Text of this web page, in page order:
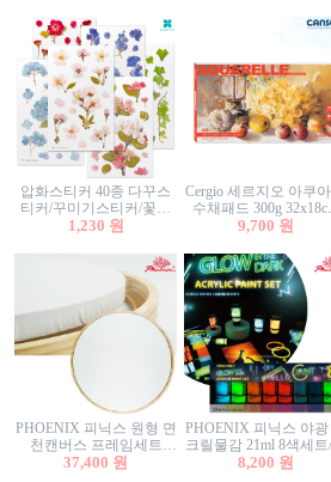
압화스티커 40종 다꾸스
티커/꾸미기스티커/꽃스
티커/압화꽃책갈피/팬시
1,230 원
Cergio 세르지오 아쿠
수채패드 300g
12매 1면제본
9,700 원
PHOENIX 피닉스 원형 면
천캔버스 프레임세트
40cm/원형캔버스/플로팅
37,400 원
PHOENIX 피닉스 야광
크릴물감 21ml 8색세트
광물감
8,200 원